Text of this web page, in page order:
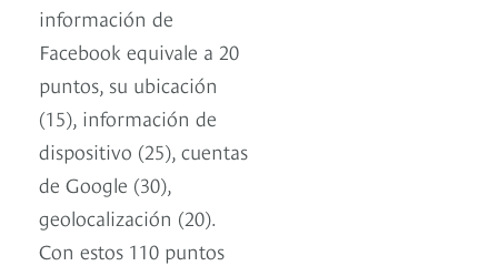
información de
Facebook equivale a 20
puntos, su ubicación
(15), información de
dispositivo (25), cuentas
de Google (30),
geolocalización (20).
Con estos 110 puntos